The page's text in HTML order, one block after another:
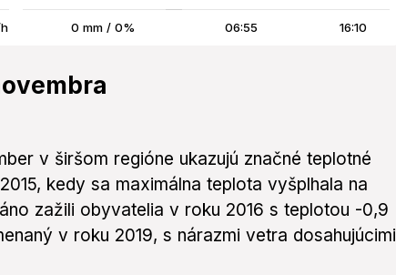
0 mm / 0% 06:55 16:10
v širšom regióne ukazujú značné teplotné
kedy sa maximálna teplota vyšplhala na
zažili obyvatelia v roku 2016 s teplotou -0,9
v roku 2019, s nárazmi vetra dosahujúcimi